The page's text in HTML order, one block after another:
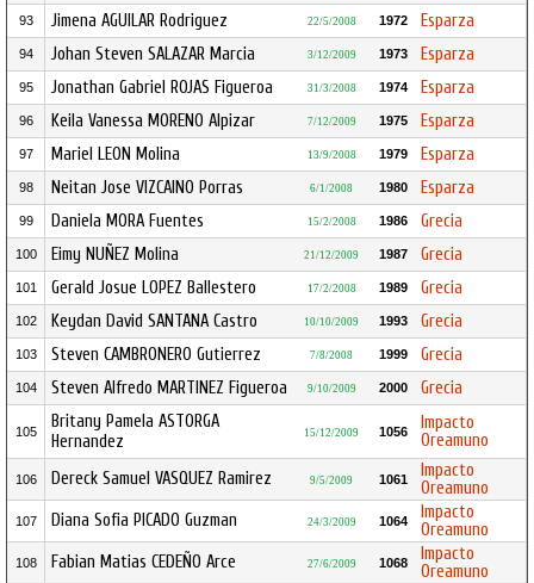
93 Jimena AGUILAR Rodriguez 22/5/2008 1972 Esparza
94 Johan Steven SALAZAR Marcia 3/12/2009 1973 Esparza
95 Jonathan Gabriel ROJAS Figueroa 31/3/2008 1974 Esparza
96 Keila Vanessa MORENO Alpizar 7/12/2009 1975 Esparza
97 Mariel LEON Molina 13/9/2008 1979 Esparza
98 Neitan Jose VIZCAINO Porras 6/1/2008 1980 Esparza
99 Daniela MORA Fuentes 15/2/2008 1986 Grecia
100 Eimy NUÑEZ Molina 21/12/2009 1987 Grecia
101 Gerald Josue LOPEZ Ballestero 17/2/2008 1989 Grecia
102 Keydan David SANTANA Castro 10/10/2009 1993 Grecia
103 Steven CAMBRONERO Gutierrez 7/8/2008 1999 Grecia
104 Steven Alfredo MARTINEZ Figueroa 9/10/2009 2000 Grecia
105
Britany Pamela ASTORGA
Hernandez
15/12/2009 1056
Impacto
Oreamuno
106 Dereck Samuel VASQUEZ Ramirez 9/5/2009 1061
Impacto
Oreamuno
107 Diana Sofia PICADO Guzman 24/3/2009 1064
Impacto
Oreamuno
108 Fabian Matias CEDEÑO Arce 27/6/2009 1068
Impacto
Oreamuno